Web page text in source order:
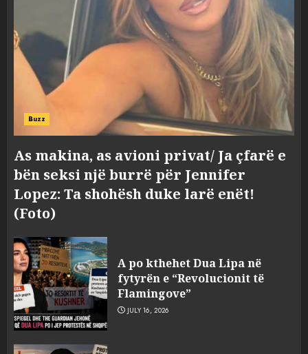
Buzz
As makina, as avioni privat/ Ja çfarë e
bën seksi një burrë për Jennifer
Lopez: Ta shohësh duke larë enët!
(Foto)
A po kthehet Dua Lipa në
fytyrën e “Revolucionit të
Flamingove”
JULY 16, 2026
3
pas fundosjes anija e rrallë
gjermane e Luftës së Dytë
Botërore